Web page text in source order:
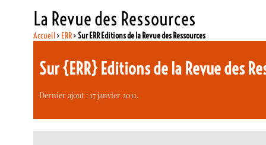
La Revue des Ressources
Accueil> ERR>Sur ERR Editions de la Revue des Ressources
Sur {ERR} Editions de la Revue des
Dernier ajout : 17 janvier 2011.